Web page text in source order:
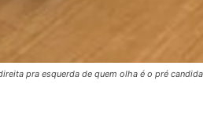
pra esquerda de quem olha é o pré